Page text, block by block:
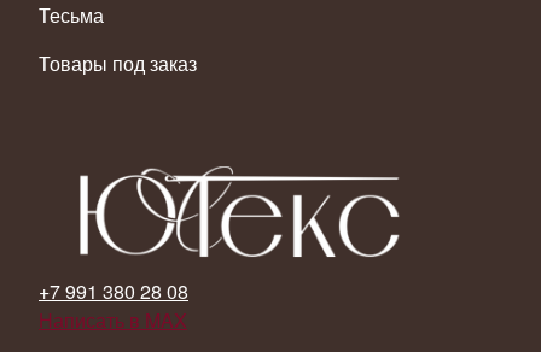
Тесьма
Товары под заказ
+7 991 380 28 08
Написать в MAX